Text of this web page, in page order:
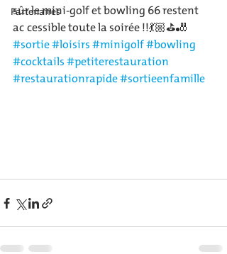
Partenaires
sûr le mini-golf et bowling 66 restent
accessible toute la soirée !!💃🏼⛳️🎳
#sortie#loisirs#minigolf#bowling
#cocktails#petiterestauration
#restaurationrapide#sortieenfamille